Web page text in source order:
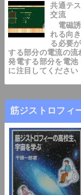
共通テ
交流
電磁誘
れる向
る必要
する部分の電流の流
発電する部分を電池
に注目してください
筋ジストロフィ